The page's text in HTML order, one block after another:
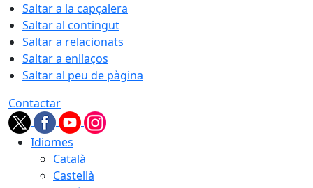
Saltar a la capçalera
Saltar al contingut
Saltar a relacionats
Saltar a enllaços
Saltar al peu de pàgina
Contactar
Idiomes
Català
Castellà